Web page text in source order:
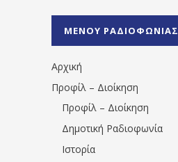
1531194763766854/
ΜΕΝΟΥ ΡΑΔΙΟΦΩΝΙΑΣ
Αρχική
Προφίλ – Διοίκηση
Προφίλ – Διοίκηση
Δημοτική Ραδιοφωνία
Ιστορία